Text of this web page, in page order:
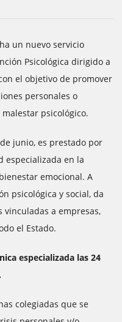
un nuevo servicio
Psicológica dirigido a
el objetivo de promover
personales o
psicológico.
junio, es prestado por
especializada en la
emocional. A
psicológica y social, da
a empresas,
el Estado.
especializada las 24
colegiadas que se